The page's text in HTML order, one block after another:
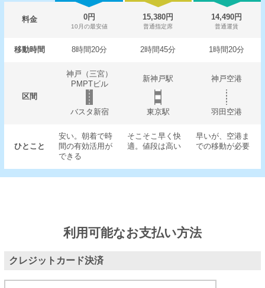
料金 0円
10月の最安値
15,380円
普通指定席
14,490円
普通運賃
移動時間 8時間20分 2時間45分 1時間20分
区間
神戸（三宮）
PMPTビル
新神戸駅 神戸空港
バスタ新宿 東京駅 羽田空港
ひとこと
安い。朝着で時
間の有効活用が
できる
そこそこ早く快
適。値段は高い
早いが、空港ま
での移動が必要
利用可能なお支払い方法
クレジットカード決済